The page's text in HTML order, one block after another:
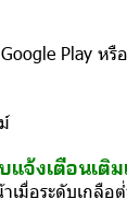
Play ห
จ้งเตือนเติม
มื่อระดับเกลือ